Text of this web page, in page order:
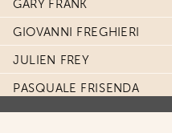
GARY FRANK
GIOVANNI FREGHIERI
JULIEN FREY
PASQUALE FRISENDA
GAET'S